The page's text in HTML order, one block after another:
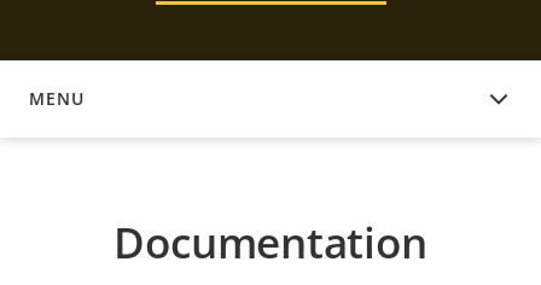
MENU
DOCUMENTATION
Documentation